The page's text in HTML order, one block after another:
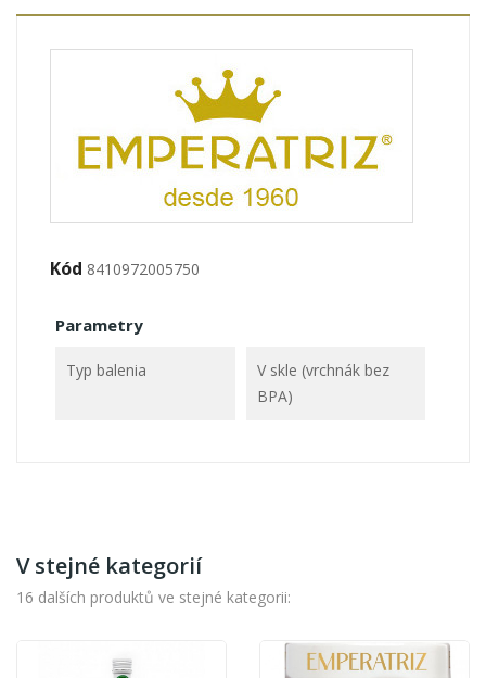
Kód 8410972005750
Parametry
Typ balenia
V skle (vrchnák bez
BPA)
V stejné kategorií
16 dalších produktů ve stejné kategorii: